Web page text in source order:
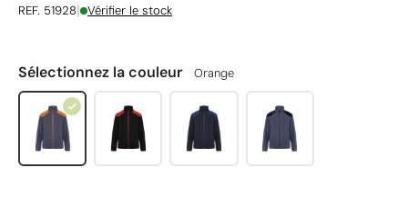
REF. 51928| Vérifier le stock
Sélectionnez la couleur Orange